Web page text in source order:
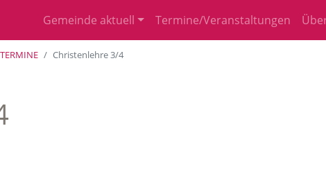
Gemeinde aktuell Termine/Veranstaltungen
TERMINE Christenlehre 3/4